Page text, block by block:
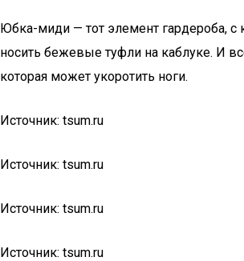
Юбка-миди — тот элемент гардероба, с
носить бежевые туфли на каблуке. И
которая может укоротить ноги.
Источник: tsum.ru
Источник: tsum.ru
Источник: tsum.ru
Источник: tsum.ru